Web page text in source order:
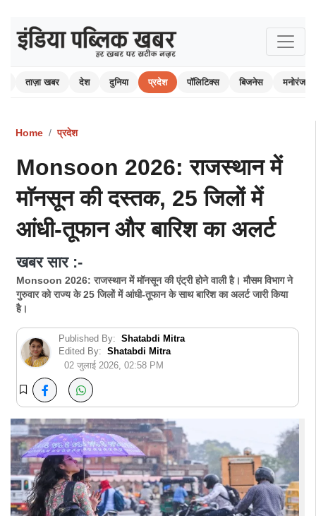
ताज़ा खबर देश दुनिया प्रदेश पॉलिटिक्स बिजनेस मनोरंजन
Home प्रदेश
Monsoon 2026: राजस्थान में
माॅनसून की दस्तक, 25 जिलों में
आंधी-तूफान और बारिश का अलर्ट
खबर सार :-
Monsoon 2026: राजस्थान में माॅनसून की एंट्री होने वाली है। मौसम विभाग ने
गुरुवार को राज्य के 25 जिलों में आंधी-तूफान के साथ बारिश का अलर्ट जारी किया
है।
Published By: Shatabdi Mitra
Edited By: Shatabdi Mitra
02 जुलाई 2026, 02:58 PM